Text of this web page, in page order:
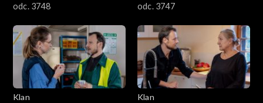
odc. 3748
odc. 3747
Klan
Klan